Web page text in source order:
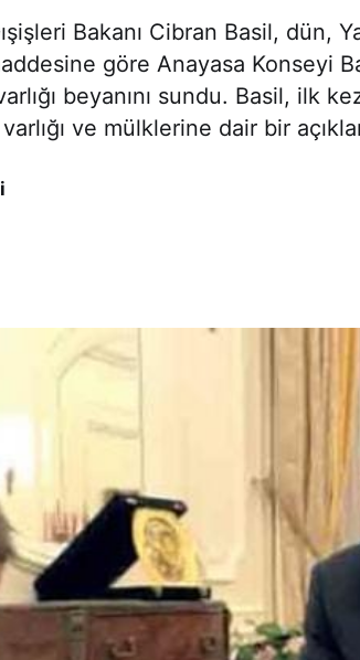
Bakanı Cibran Basil, dün,
göre Anayasa Konseyi
beyanını sundu. Basil, ilk
ve mülklerine dair bir